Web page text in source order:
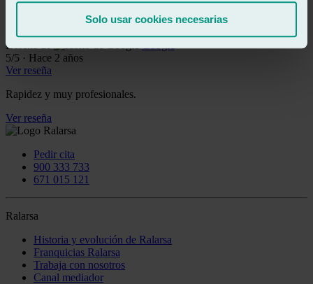
Solo usar cookies necesarias
Ver reseña
okly hublot
Reseña de
5/5 · Hace 2 años
Ver reseña
Rapidez y muy profesionales.
Ver reseña
Pedir cita
900 333 733
671 015 121
Ralarsa
Historia y evolución de Ralarsa
Franquicias Ralarsa
Trabaja con nosotros
Canal mediador